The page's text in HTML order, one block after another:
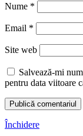
Nume *
Email *
Site web
Salvează-mi
pentru data viitoare
Închidere